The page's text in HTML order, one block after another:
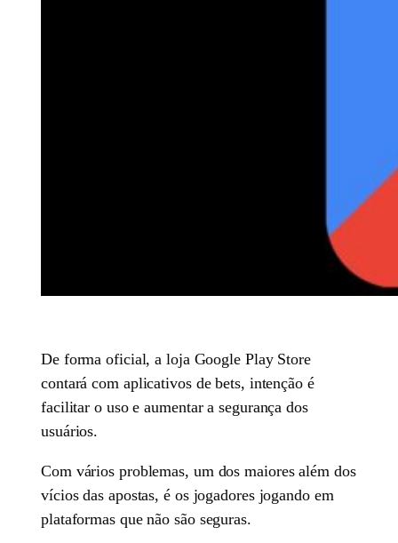
De forma oficial, a loja Google Play Store
contará com aplicativos de bets, intenção é
facilitar o uso e aumentar a segurança dos
usuários.
Com vários problemas, um dos maiores além dos
vícios das apostas, é os jogadores jogando em
plataformas que não são seguras.